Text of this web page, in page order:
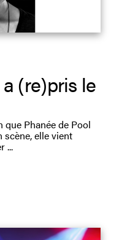
(re)pris le
que Phanée de Pool
scène, elle vient